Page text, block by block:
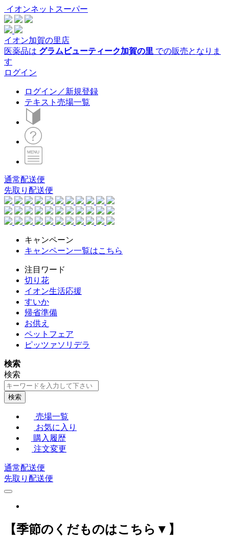
イオンネットスーパー
イオン加賀の里店
医薬品は グラムビューティーク加賀の里 での販売となりま
す
ログイン
ログイン／新規登録
テキスト売場一覧
通常配送便
先取り配送便
キャンペーン
キャンペーン一覧はこちら
注目ワード
切り花
イオン生活応援
すいか
帰省準備
お供え
ペットフェア
ピッツァソリデラ
検索
検索
検索
売場一覧
お気に入り
購入履歴
注文変更
通常配送便
先取り配送便
【季節のくだものはこちら▼】